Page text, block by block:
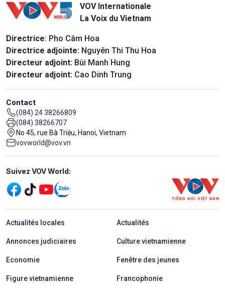
VOV Internationale
La Voix du Vietnam
Directrice: Pho Câm Hoa
Directrice adjointe: Nguyên Thi Thu Hoa
Directeur adjoint: Bùi Manh Hung
Directeur adjoint: Cao Dinh Trung
Contact
(084) 24 38266809
(084) 38266707
No 45, rue Bà Triệu, Hanoi, Vietnam
vovworld@vov.vn
Mạng xã hội
Suivez VOV World:
menu footer tiếng Pháp
Actualités locales Actualités
Annonces judiciaires Culture vietnamienne
Economie Fenêtre des jeunes
Figure vietnamienne Francophonie